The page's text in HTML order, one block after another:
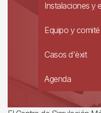
Instalaciones y
Equipo y
Casos d'èxit
Agenda